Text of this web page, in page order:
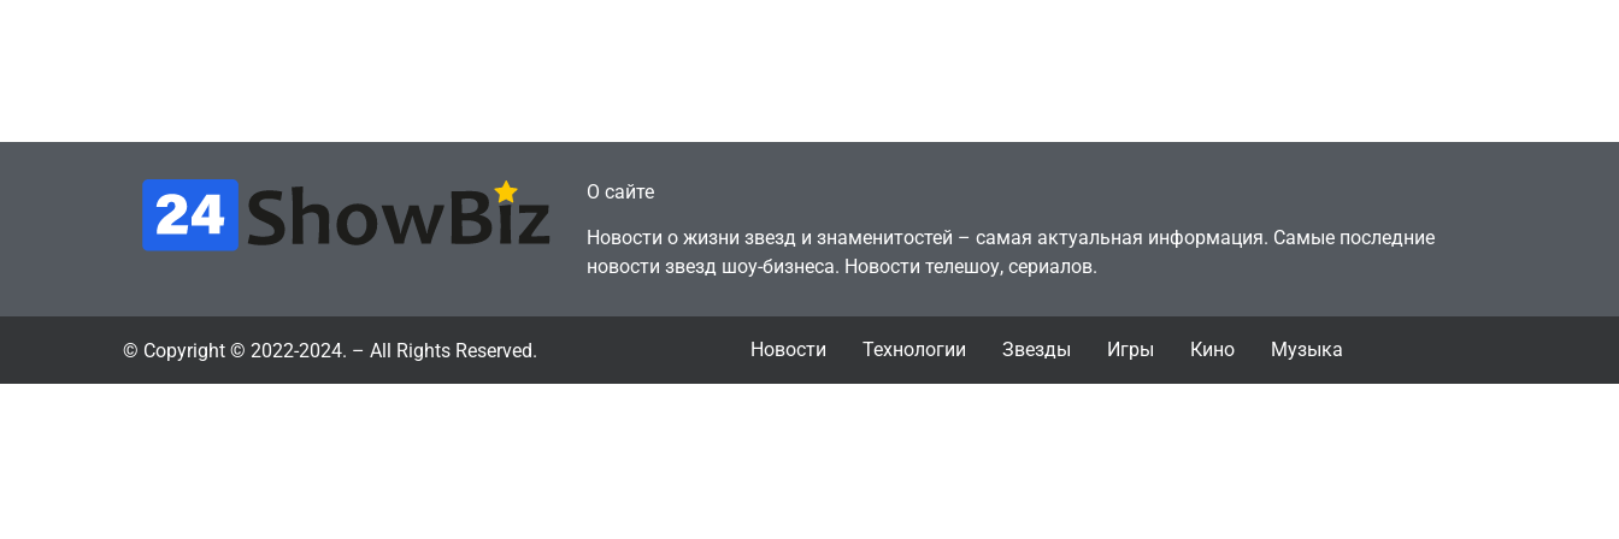
О сайте
Новости о жизни звезд и знаменитостей – самая актуальная информация. Самые последние
новости звезд шоу-бизнеса. Новости телешоу, сериалов.
© Copyright © 2022-2024. – All Rights Reserved. Новости Технологии Звезды Игры Кино Музыка